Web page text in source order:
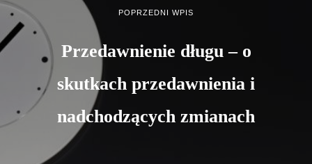
POPRZEDNI WPIS
Przedawnienie długu – o
skutkach przedawnienia i
nadchodzących zmianach